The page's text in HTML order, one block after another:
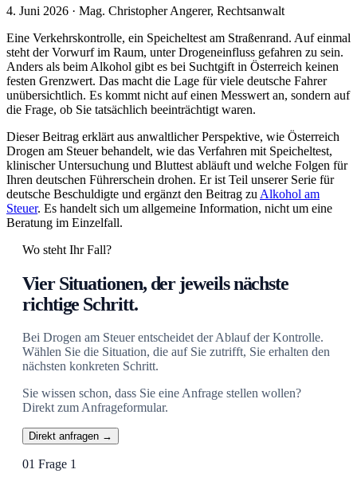
4. Juni 2026 · Mag. Christopher Angerer, Rechtsanwalt
Eine Verkehrskontrolle, ein Speicheltest am Straßenrand. Auf einmal
steht der Vorwurf im Raum, unter Drogeneinfluss gefahren zu sein.
Anders als beim Alkohol gibt es bei Suchtgift in Österreich keinen
festen Grenzwert. Das macht die Lage für viele deutsche Fahrer
unübersichtlich. Es kommt nicht auf einen Messwert an, sondern auf
die Frage, ob Sie tatsächlich beeinträchtigt waren.
Dieser Beitrag erklärt aus anwaltlicher Perspektive, wie Österreich
Drogen am Steuer behandelt, wie das Verfahren mit Speicheltest,
klinischer Untersuchung und Bluttest abläuft und welche Folgen für
Ihren deutschen Führerschein drohen. Er ist Teil unserer Serie für
deutsche Beschuldigte und ergänzt den Beitrag zu Alkohol am
Steuer. Es handelt sich um allgemeine Information, nicht um eine
Beratung im Einzelfall.
Wo steht Ihr Fall?
Vier Situationen, der jeweils nächste
richtige Schritt.
Bei Drogen am Steuer entscheidet der Ablauf der Kontrolle.
Wählen Sie die Situation, die auf Sie zutrifft, Sie erhalten den
nächsten konkreten Schritt.
Sie wissen schon, dass Sie eine Anfrage stellen wollen?
Direkt zum Anfrageformular.
Direkt anfragen →
01 Frage 1